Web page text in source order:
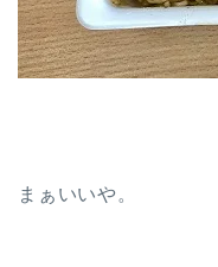
まぁいいや。